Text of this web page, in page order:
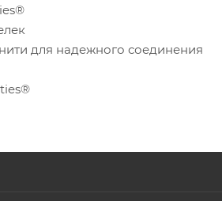
для надежного соединения